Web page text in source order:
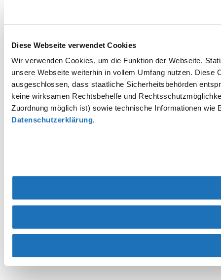
Diese Webseite verwendet Cookies
Wir verwenden Cookies, um die Funktion der Webseite,
unsere Webseite weiterhin in vollem Umfang nutzen.
ausgeschlossen, dass staatliche Sicherheitsbehörden
keine wirksamen Rechtsbehelfe und
Zuordnung möglich ist) sowie technische Informationen
Datenschutzerklärung.